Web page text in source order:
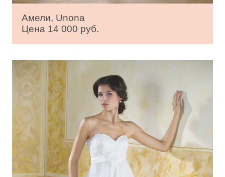
Амели, Unona
Цена 14 000 руб.